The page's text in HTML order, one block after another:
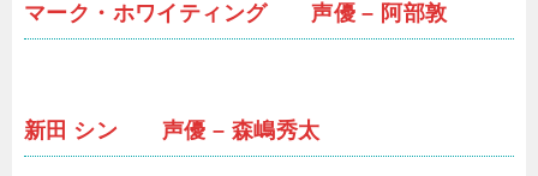
マーク・ホワイティング 声優 – 阿部敦
新田 シン 声優 – 森嶋秀太